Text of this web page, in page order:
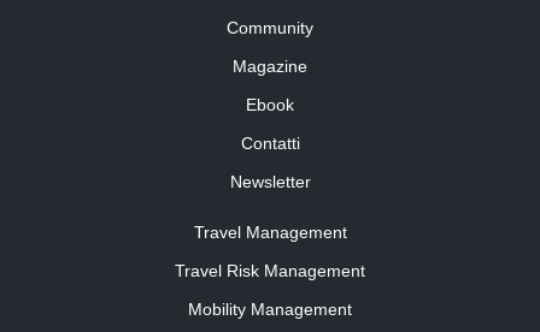
Community
Magazine
Ebook
Contatti
Newsletter
Travel Management
Travel Risk Management
Mobility Management